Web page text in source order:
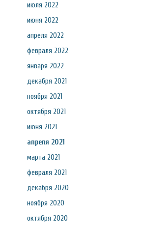
июля 2022
июня 2022
апреля 2022
февраля 2022
января 2022
декабря 2021
ноября 2021
октября 2021
июня 2021
апреля 2021
марта 2021
февраля 2021
декабря 2020
ноября 2020
октября 2020